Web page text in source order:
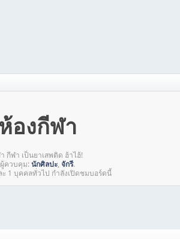
องกีฬา
กีฬา เป็นยาเสพติด ฮ้าไฮ้!
ผู้ควบคุม: นักศิลปะ, จักรี.
1 บุคคลทั่วไป กำลังเปิดชมบอร์ดนี้